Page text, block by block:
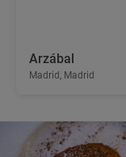
Arzábal
Madrid, Madrid